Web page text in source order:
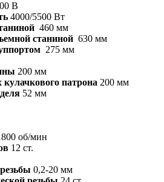
В
4000/5500 Вт
460 мм
станиной 630 мм
275 мм
200 мм
патрона 200 мм
52 мм
об/мин
12 ст.
0,2-20 мм